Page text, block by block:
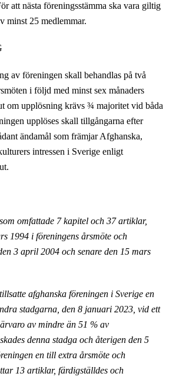
att nästa föreningsstämma ska vara giltig
minst 25 medlemmar.
av föreningen skall behandlas på två
i följd med minst sex månaders
om upplösning krävs ¾ majoritet vid båda
upplöses skall tillgångarna efter
ändamål som främjar Afghanska,
intressen i Sverige enligt
omfattade 7 kapitel och 37 artiklar,
1994 i föreningens årsmöte och
3 april 2004 och senare den 15 mars
afghanska föreningen i Sverige en
stadgarna, den 8 januari 2023, vid ett
av mindre än 51 % av
denna stadga och återigen den 5
en till extra årsmöte och
13 artiklar, färdigställdes och